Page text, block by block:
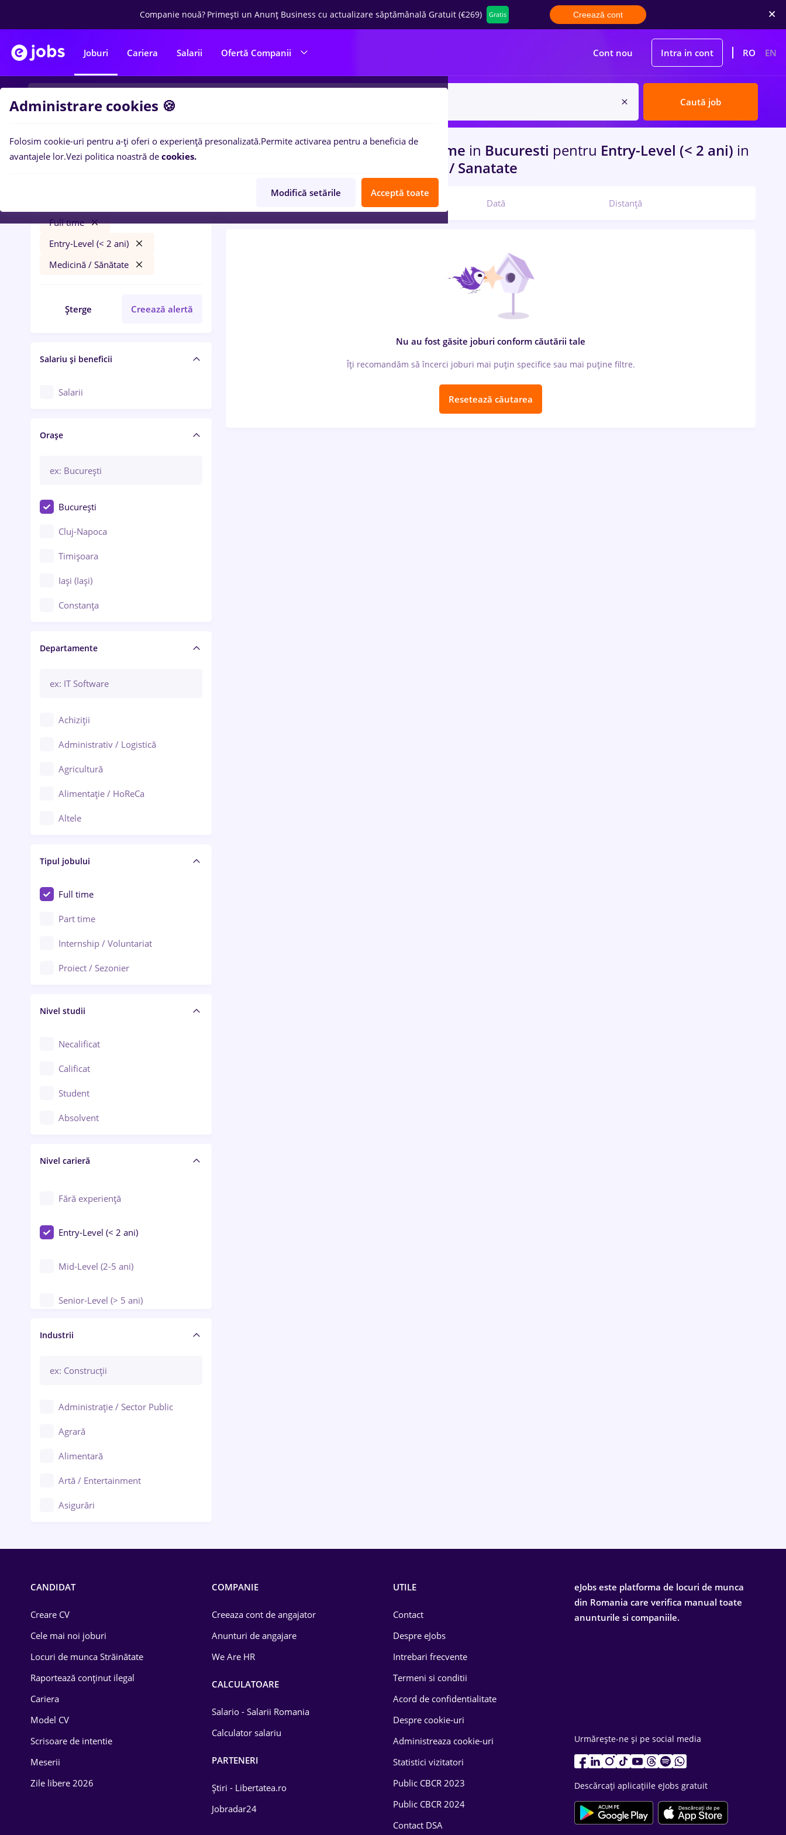
Companie nouă? Primești un Anunț Business cu actualizare săptămânală Gratuit (€269) Gratis Creează cont
Joburi Cariera Salarii Ofertă Companii Cont nou Intra in cont RO EN
Caută job
Filtre
Full time
Entry-Level (< 2 ani)
Medicină / Sănătate
Șterge Creează alertă
Salariu și beneficii
Salarii
Orașe
București
Cluj-Napoca
Timișoara
Iași (Iași)
Constanța
Brașov
Bacău
Galați (Galați)
Ploiești
Arad
Baia Mare
Bârlad
Bistrița (Bistrița-Năsăud)
Departamente
Achiziții
Administrativ / Logistică
Agricultură
Alimentație / HoReCa
Altele
Asigurări
Au pair / Babysitter / Curățenie
Audit / Consultanță
Auto / Echipamente
Automatizări
Cercetare - dezvoltare
Chimie / Biochimie
Confecții / Design vestimentar
Construcții / Instalații
Controlul calității
Educație / Training / Arte
Tipul jobului
Full time
Part time
Internship / Voluntariat
Proiect / Sezonier
Nivel studii
Necalificat
Calificat
Student
Absolvent
Nivel carieră
Fără experiență
Entry-Level (< 2 ani)
Mid-Level (2-5 ani)
Senior-Level (> 5 ani)
Manager / Executiv
Industrii
Administrație / Sector Public
Agrară
Alimentară
Artă / Entertainment
Asigurări
Drept
Educație / Training
Energetică
Farma
0locuri de muncafaiantar, Full time in Bucuresti pentru Entry-Level (< 2 ani) in
Transport / Distributie, Medicina / Sanatate
Relevanță Dată Distanță
Nu au fost găsite joburi conform căutării tale
Îți recomandăm să încerci joburi mai puțin specifice sau mai puține filtre.
Resetează căutarea
CANDIDAT
Creare CV
Cele mai noi joburi
Locuri de munca Străinătate
Raportează conținut ilegal
Cariera
Model CV
Scrisoare de intentie
Meserii
Zile libere 2026
COMPANIE
Creeaza cont de angajator
Anunturi de angajare
We Are HR
CALCULATOARE
Salario - Salarii Romania
Calculator salariu
PARTENERI
Știri - Libertatea.ro
Jobradar24
UTILE
Contact
Despre eJobs
Intrebari frecvente
Termeni si conditii
Acord de confidentialitate
Despre cookie-uri
Administreaza cookie-uri
Statistici vizitatori
Public CBCR 2023
Public CBCR 2024
Contact DSA
eJobs este platforma de locuri de munca
din Romania care verifica manual toate
anunturile si companiile.
Urmărește-ne și pe social media
Descărcați aplicațiile eJobs gratuit
Administrare cookies 🍪
Folosim cookie-uri pentru a-ți oferi o experiență presonalizată.Permite activarea pentru a beneficia de
avantajele lor.Vezi politica noastră de cookies.
Modifică setările Acceptă toate